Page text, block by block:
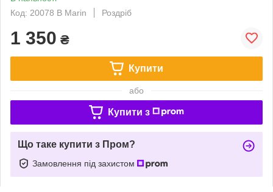
Код: 20078 B Marin
Роздріб
1 350 ₴
Купити
або
Купити з
Що таке купити з Пром?
Замовлення під захистом